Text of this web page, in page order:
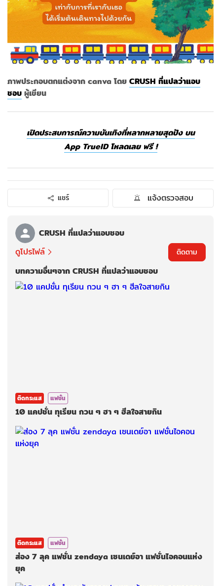
ภาพประกอบตกแต่งจาก canva โดย CRUSH ที่แปลว่าแอบ
ชอบ ผู้เขียน
เปิดประสบการณ์ความบันเทิงที่หลากหลายสุดปัง บน
App TrueID โหลดเลย ฟรี !
แชร์ แจ้งตรวจสอบ
CRUSH ที่แปลว่าแอบชอบ
ดูโปรไฟล์
ติดตาม
บทความอื่นๆจาก CRUSH ที่แปลว่าแอบชอบ
ติดกระแส แฟชั่น
10 แคปชั่น ทุเรียน กวน ๆ ฮา ๆ ฮีลใจสายกิน
ติดกระแส แฟชั่น
ส่อง 7 ลุค แฟชั่น zendaya เซนเดย์อา แฟชั่นไอคอนแห่ง
ยุค